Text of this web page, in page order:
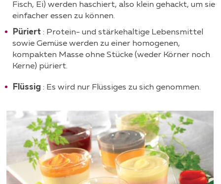
Fisch, Ei) werden haschiert, also klein gehackt, um sie
einfacher essen zu können.
Püriert : Protein- und stärkehaltige Lebensmittel
sowie Gemüse werden zu einer homogenen,
kompakten Masse ohne Stücke (weder Körner noch
Kerne) püriert.
Flüssig : Es wird nur Flüssiges zu sich genommen.